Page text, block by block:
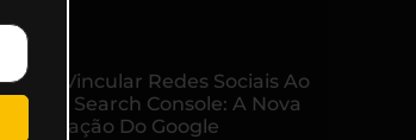
Como Vincular Redes Sociais Ao
Google Search Console: A Nova
Atualização Do Google